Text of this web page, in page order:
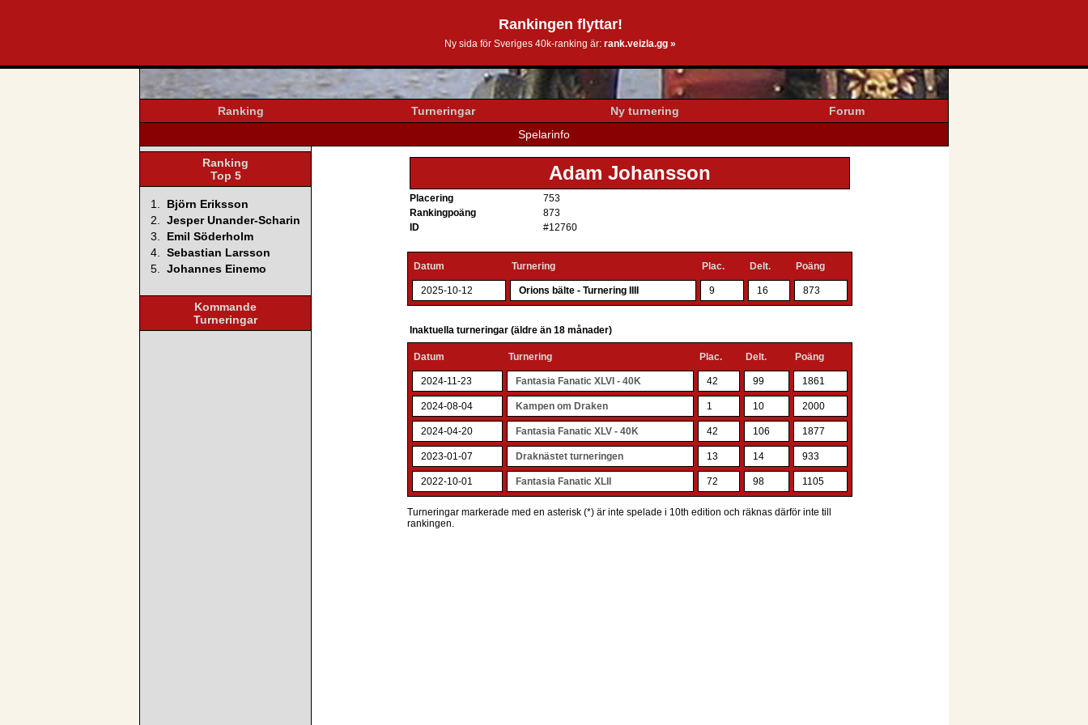
Rankingen flyttar!
Ny sida för Sveriges 40k-ranking är: rank.veizla.gg »
svenska40k.se
Ranking Turneringar Ny turnering
Forum
Spelarinfo
Ranking
Top 5
1.
Björn Eriksson
2. Jesper Unander-Scharin
3.
Emil Söderholm
4. Sebastian Larsson
5. Johannes Einemo
Kommande
Turneringar
Adam Johansson
Placering
753
Rankingpoäng
873
ID
#12760
Datum Turnering Plac. Delt. Poäng
2025-10-12 Orions bälte - Turnering IIII 9 16 873
Inaktuella turneringar (äldre än 18 månader)
Datum Turnering Plac. Delt. Poäng
2024-11-23 Fantasia Fanatic XLVI - 40K 42 99 1861
2024-08-04 Kampen om Draken 1 10 2000
2024-04-20 Fantasia Fanatic XLV - 40K 42 106 1877
2023-01-07 Draknästet turneringen 13 14 933
2022-10-01 Fantasia Fanatic XLII 72 98 1105
Turneringar markerade med en asterisk (*) är inte spelade i 10th edition och räknas därför inte till
rankingen.